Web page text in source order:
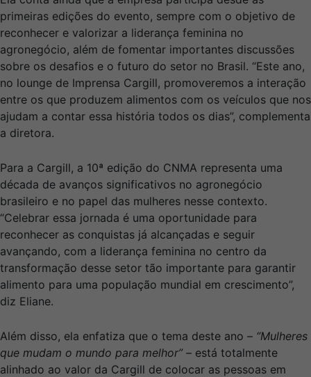
primeiras edições do evento, sempre com o objetivo de
reconhecer e valorizar a liderança feminina no
agronegócio, além de fomentar importantes discussões
sobre os desafios e o futuro do setor no Brasil. “Este ano,
no lounge de Imprensa Cargill, promoveremos a interação
entre os que produzem alimentos com os veículos que nos
ajudam a contar essa história todos os dias”, complementa
a diretora.
Para a Cargill, a 10ª edição do CNMA representa uma
década de avanços significativos no agronegócio
brasileiro e no papel das mulheres nesse contexto.
“Celebrar essa jornada é uma oportunidade para
reconhecer as conquistas já alcançadas e seguir
avançando, com a liderança feminina no centro da
transformação desse setor tão importante para garantir
alimento para uma população mundial em crescimento”,
diz Eliane.
Além disso, ela enfatiza que o tema deste ano – “Mulheres
que mudam o mundo para melhor”– está totalmente
alinhado ao valor da Cargill de colocar as pessoas em